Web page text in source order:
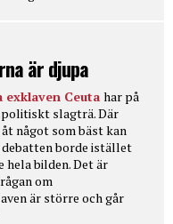
är djupa
Ceuta har på
slagträ. Där
något som bäst kan
debatten borde istället
bilden. Det är
om
är större och går